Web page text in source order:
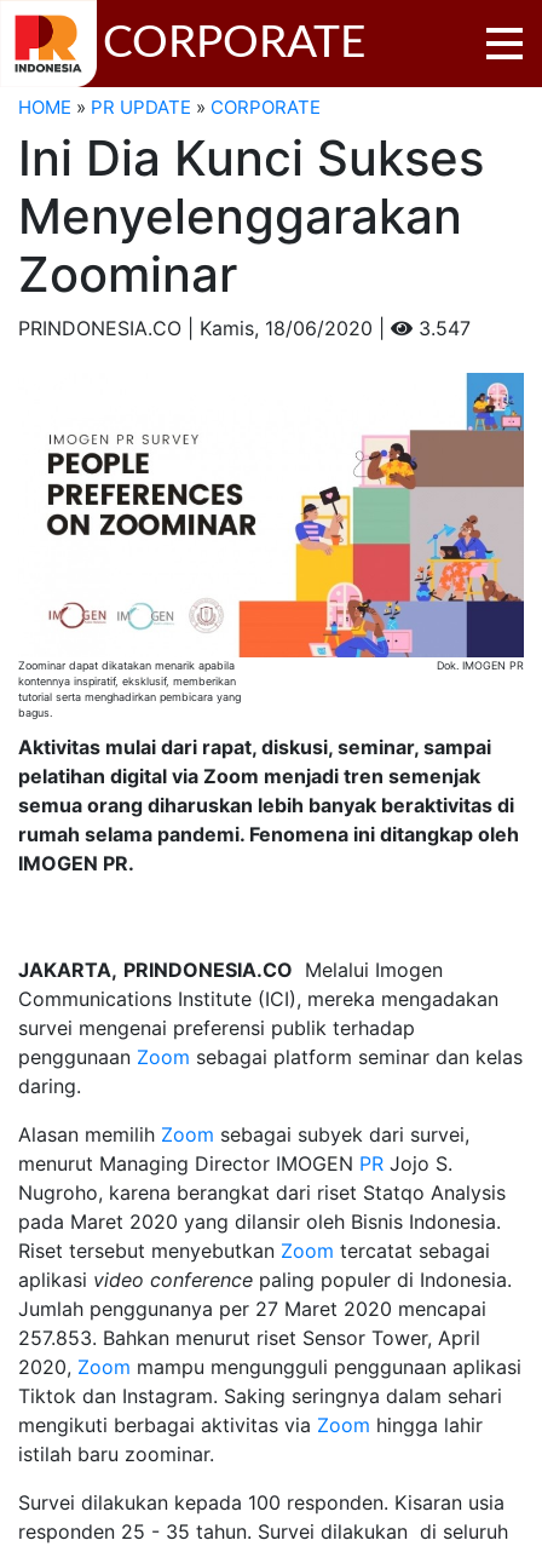
CORPORATE
HOME » PR UPDATE » CORPORATE
Ini Dia Kunci Sukses
Menyelenggarakan
Zoominar
PRINDONESIA.CO | Kamis, 18/06/2020 | 3.547
Zoominar dapat dikatakan menarik apabila
kontennya inspiratif, eksklusif, memberikan
tutorial serta menghadirkan pembicara yang
bagus.
Dok. IMOGEN PR
Aktivitas mulai dari rapat, diskusi, seminar, sampai
pelatihan digital via Zoom menjadi tren semenjak
semua orang diharuskan lebih banyak beraktivitas di
rumah selama pandemi. Fenomena ini ditangkap oleh
IMOGEN PR.
JAKARTA, PRINDONESIA.CO Melalui Imogen
Communications Institute (ICI), mereka mengadakan
survei mengenai preferensi publik terhadap
penggunaan Zoom sebagai platform seminar dan kelas
daring.
Alasan memilih Zoom sebagai subyek dari survei,
menurut Managing Director IMOGEN PR Jojo S.
Nugroho, karena berangkat dari riset Statqo Analysis
pada Maret 2020 yang dilansir oleh Bisnis Indonesia.
Riset tersebut menyebutkan Zoom tercatat sebagai
aplikasi video conference paling populer di Indonesia.
Jumlah penggunanya per 27 Maret 2020 mencapai
257.853. Bahkan menurut riset Sensor Tower, April
2020, Zoom mampu mengungguli penggunaan aplikasi
Tiktok dan Instagram. Saking seringnya dalam sehari
mengikuti berbagai aktivitas via Zoom hingga lahir
istilah baru zoominar.
Survei dilakukan kepada 100 responden. Kisaran usia
responden 25 - 35 tahun. Survei dilakukan di seluruh